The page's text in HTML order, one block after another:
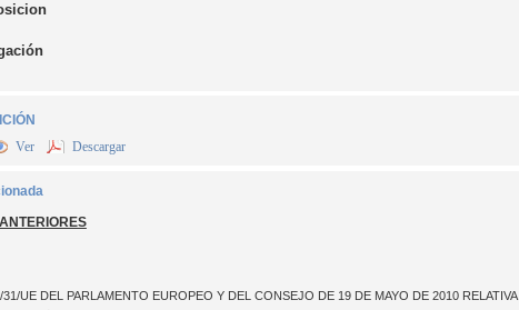
Ver Descargar
31/UE DEL PARLAMENTO EUROPEO Y DEL CONSEJO DE 19 DE MAYO DE 2010